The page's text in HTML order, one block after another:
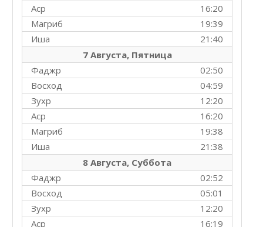
16:20
Аср
19:39
Магриб
21:40
Иша
7 Августа, Пятница
02:50
Фаджр
04:59
Восход
12:20
Зухр
16:20
Аср
19:38
Магриб
21:38
Иша
8 Августа, Суббота
02:52
Фаджр
05:01
Восход
12:20
Зухр
16:19
Аср